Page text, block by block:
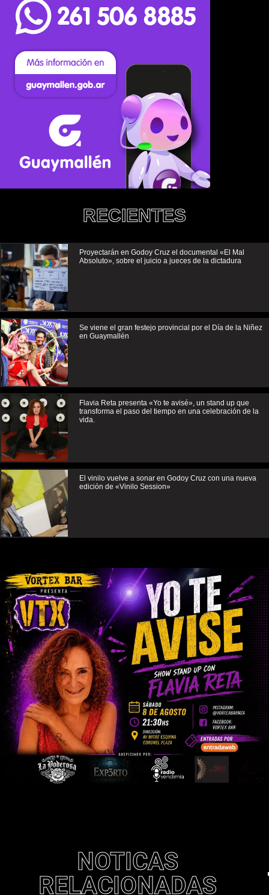
RECIENTES
Proyectarán en Godoy Cruz el documental «El Mal
Absoluto», sobre el juicio a jueces de la dictadura
Se viene el gran festejo provincial por el Día de la Niñez
en Guaymallén
Flavia Reta presenta «Yo te avisé», un stand up que
transforma el paso del tiempo en una celebración de la
vida.
El vinilo vuelve a sonar en Godoy Cruz con una nueva
edición de «Vinilo Session»
NOTICAS
RELACIONADAS